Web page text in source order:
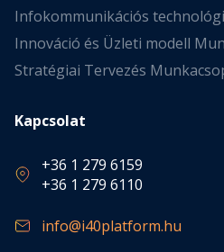
Infokommunikációs
Innováció és Üzleti modell
Stratégiai Tervezés
Kapcsolat
+36 1 279 6159
+36 1 279 6110
info@i40platform.hu